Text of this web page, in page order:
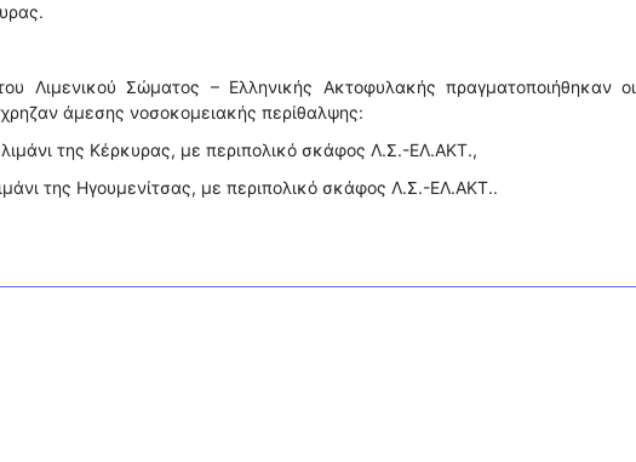
Λιμενικού Σώματος – Ελληνικής Ακτοφυλακής πραγματοποιήθηκαν οι
άμεσης νοσοκομειακής περίθαλψης:
της Κέρκυρας, με περιπολικό σκάφος Λ.Σ.-ΕΛ.ΑΚΤ.,
της Ηγουμενίτσας, με περιπολικό σκάφος Λ.Σ.-ΕΛ.ΑΚΤ..